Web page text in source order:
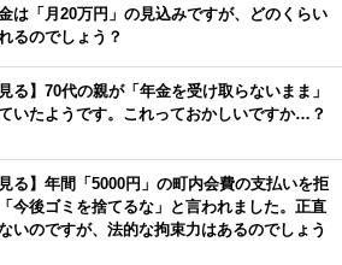
は「月20万円」の見込みですが、どのくらい
るのでしょう？
る】70代の親が「年金を受け取らないまま」
いたようです。これっておかしいですか…？
見る】年間「5000円」の町内会費の支払いを拒
今後ゴミを捨てるな」と言われました。正直
いのですが、法的な拘束力はあるのでしょう